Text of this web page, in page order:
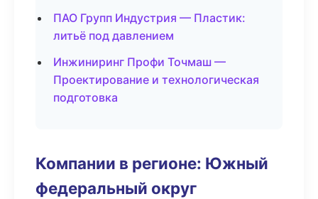
ПАО Групп Индустрия — Пластик:
литьё под давлением
Инжиниринг Профи Точмаш —
Проектирование и технологическая
подготовка
Компании в регионе: Южный
федеральный округ